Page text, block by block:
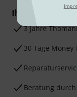
Ihre Vorteile
3 Jahre
30 Tage
Beratung